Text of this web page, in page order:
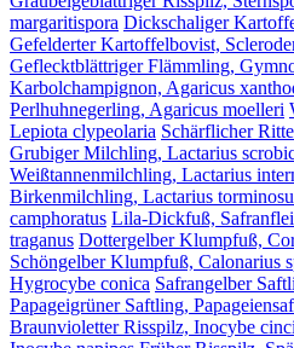
margaritispora Dickschaliger
Gefelderter Kartoffelbovist,
Geflecktblättriger Flämmling,
Karbolchampignon, Agaricus
Perlhuhnegerling, Agaricus moelleri
Lepiota clypeolaria Schärflicher
Grubiger Milchling, Lactarius
Weißtannenmilchling, Lactarius
Birkenmilchling, Lactarius
camphoratus Lila-Dickfuß,
traganus Dottergelber Klumpfuß,
Schöngelber Klumpfuß, Calonarius
Hygrocybe conica Safrangelber
Papageigrüner Saftling,
Braunvioletter Risspilz, Inocybe